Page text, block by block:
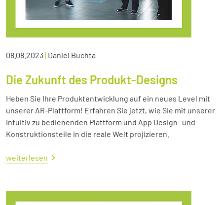
08.08.2023| Daniel Buchta
Die Zukunft des Produkt-Designs
Heben Sie Ihre Produktentwicklung auf ein neues Level mit
unserer AR-Plattform! Erfahren Sie jetzt, wie Sie mit unserer
intuitiv zu bedienenden Plattform und App Design- und
Konstruktionsteile in die reale Welt projizieren.
weiterlesen